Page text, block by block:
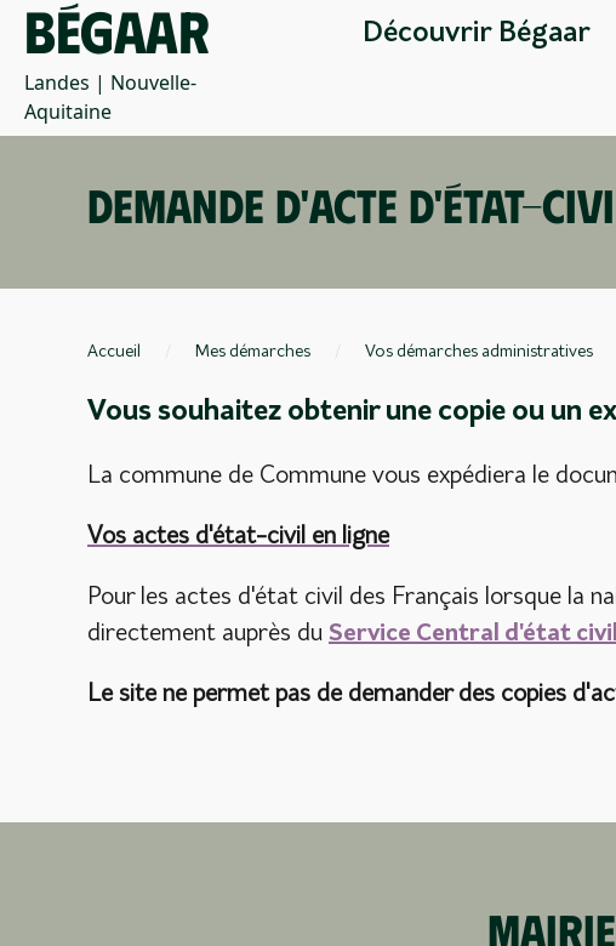
Bégaar
Landes | Nouvelle-
Aquitaine
Découvrir Bégaar
Demande d'acte d'état-
Accueil Mes démarches Vos démarches administratives
Vous souhaitez obtenir une copie ou un
La commune de Commune vous expédiera le
Vos actes d'état-civil en ligne
Pour les actes d'état civil des Français lorsque la
directement auprès du Service Central d'état
Le site ne permet pas de demander des copies